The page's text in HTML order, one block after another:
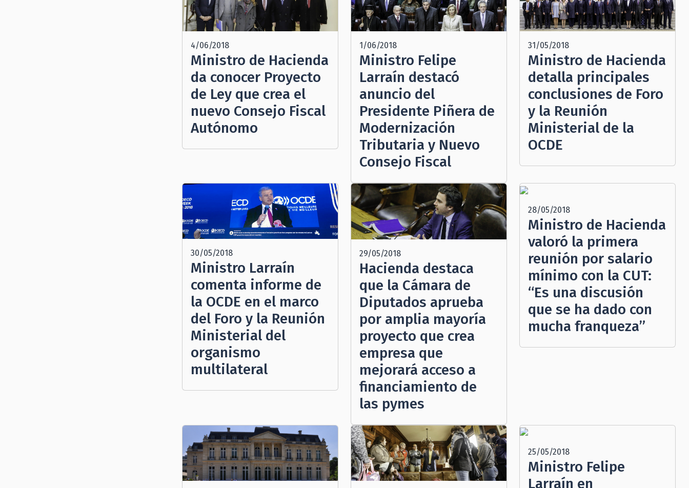
4/06/2018
Ministro de Hacienda
da conocer Proyecto
de Ley que crea el
nuevo Consejo Fiscal
Autónomo
1/06/2018
Ministro Felipe
Larraín destacó
anuncio del
Presidente Piñera de
Modernización
Tributaria y Nuevo
Consejo Fiscal
31/05/2018
Ministro de Hacienda
detalla principales
conclusiones de Foro
y la Reunión
Ministerial de la
OCDE
30/05/2018
Ministro Larraín
comenta informe de
la OCDE en el marco
del Foro y la Reunión
Ministerial del
organismo
multilateral
29/05/2018
Hacienda destaca
que la Cámara de
Diputados aprueba
por amplia mayoría
proyecto que crea
empresa que
mejorará acceso a
financiamiento de
las pymes
28/05/2018
Ministro de Hacienda
valoró la primera
reunión por salario
mínimo con la CUT:
“Es una discusión
que se ha dado con
mucha franqueza”
25/05/2018
Ministro Felipe
Larraín en